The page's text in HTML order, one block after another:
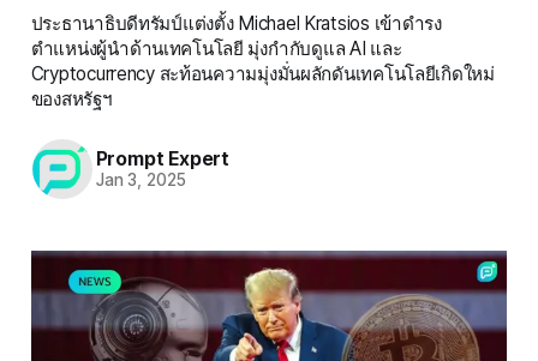
ประธานาธิบดีทรัมป์แต่งตั้ง Michael Kratsios เข้าดำรง
ตำแหน่งผู้นำด้านเทคโนโลยี มุ่งกำกับดูแล AI และ
Cryptocurrency สะท้อนความมุ่งมั่นผลักดันเทคโนโลยีเกิดใหม่
ของสหรัฐฯ
Prompt Expert
Jan 3, 2025